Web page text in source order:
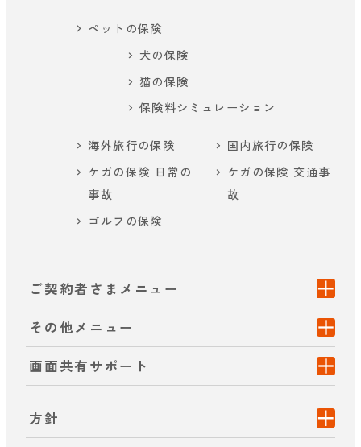
ペットの保険
犬の保険
猫の保険
保険料シミュレーション
海外旅行の保険
国内旅行の保険
ケガの保険 日常の
事故
ケガの保険 交通事
故
ゴルフの保険
ご契約者さまメニュー
その他メニュー
画面共有サポート
方針